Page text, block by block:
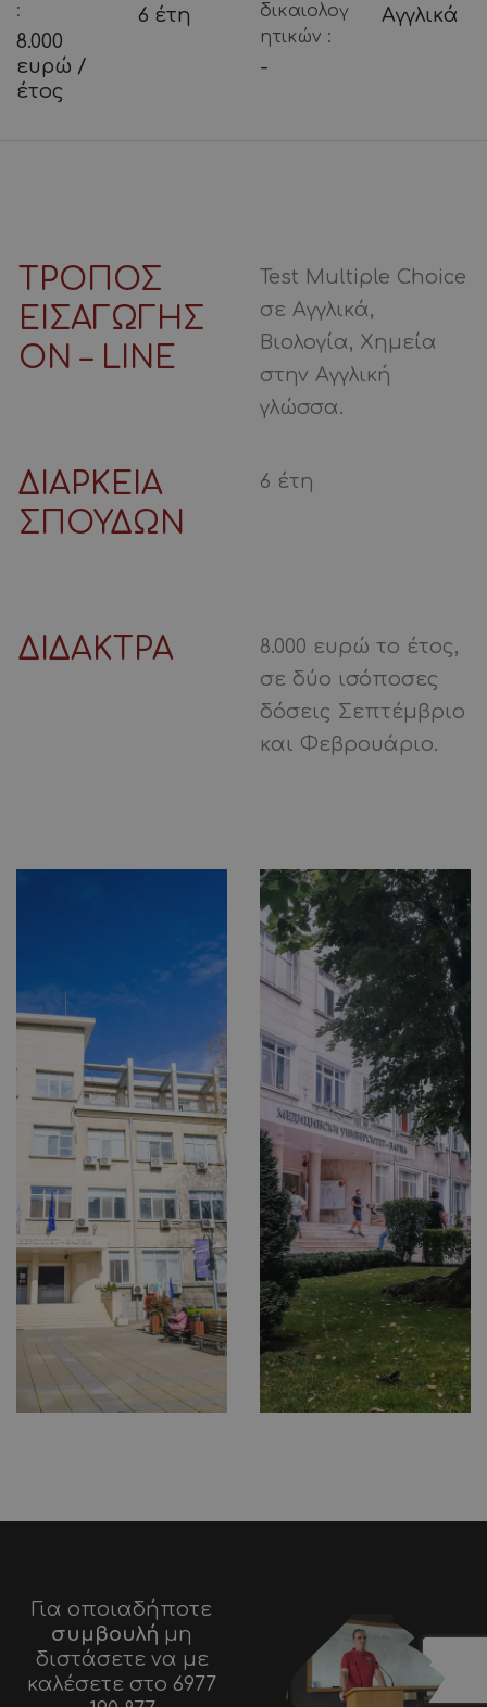
:
8.000
ευρώ /
έτος
6 έτη
δικαιολογ
ητικών :
-
Αγγλικά
ΤΡΟΠΟΣ
ΕΙΣΑΓΩΓΗΣ
ON – LINE
Test Multiple Choice
σε Αγγλικά,
Βιολογία, Χημεία
στην Αγγλική
γλώσσα.
ΔΙΑΡΚΕΙΑ
ΣΠΟΥΔΩΝ
6 έτη
ΔΙΔΑΚΤΡΑ
8.000 ευρώ το έτος,
σε δύο ισόποσες
δόσεις Σεπτέμβριο
και Φεβρουάριο.
Για οποιαδήποτε
συμβουλή μη
διστάσετε να με
καλέσετε στο 6977